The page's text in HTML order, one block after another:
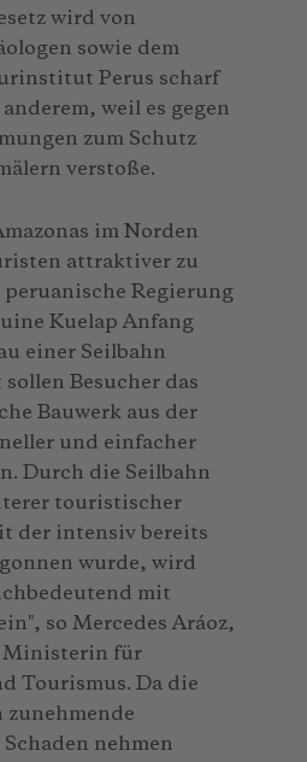
wird von
sowie dem
Perus scharf
weil es gegen
zum Schutz
verstoße.
im Norden
attraktiver zu
Regierung
Kuelap Anfang
einer Seilbahn
Besucher das
Bauwerk aus der
und einfacher
Durch die Seilbahn
touristischer
der intensiv bereits
wurde, wird
mit
so Mercedes Aráoz,
Ministerin für
Tourismus. Da die
nehmen